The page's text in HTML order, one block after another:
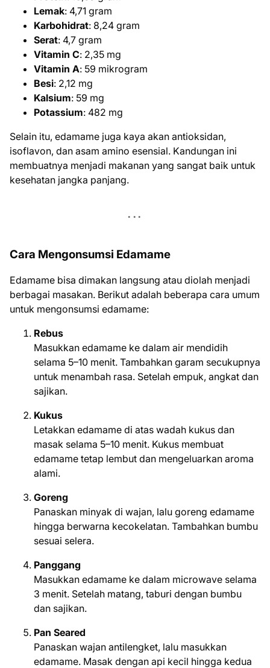
Lemak: 4,71 gram
Karbohidrat: 8,24 gram
Serat: 4,7 gram
Vitamin C: 2,35 mg
Vitamin A: 59 mikrogram
Besi: 2,12 mg
Kalsium: 59 mg
Potassium: 482 mg
Selain itu, edamame juga kaya akan antioksidan,
isoflavon, dan asam amino esensial. Kandungan ini
membuatnya menjadi makanan yang sangat baik untuk
kesehatan jangka panjang.
Cara Mengonsumsi Edamame
Edamame bisa dimakan langsung atau diolah menjadi
berbagai masakan. Berikut adalah beberapa cara umum
untuk mengonsumsi edamame:
Rebus
Masukkan edamame ke dalam air mendidih
selama 5–10 menit. Tambahkan garam secukupnya
untuk menambah rasa. Setelah empuk, angkat dan
sajikan.
Kukus
Letakkan edamame di atas wadah kukus dan
masak selama 5–10 menit. Kukus membuat
edamame tetap lembut dan mengeluarkan aroma
alami.
Goreng
Panaskan minyak di wajan, lalu goreng edamame
hingga berwarna kecokelatan. Tambahkan bumbu
sesuai selera.
Panggang
Masukkan edamame ke dalam microwave selama
3 menit. Setelah matang, taburi dengan bumbu
dan sajikan.
Pan Seared
Panaskan wajan antilengket, lalu masukkan
edamame. Masak dengan api kecil hingga kedua